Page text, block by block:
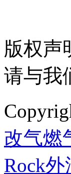
版权声
请与我
改气燃
Rock外